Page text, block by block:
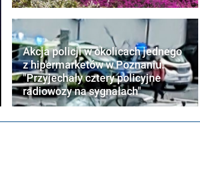
Akcja policji w okolicach jednego
z hipermarketów w Poznaniu.
"Przyjechały cztery policyjne
radiowozy na sygnałach"